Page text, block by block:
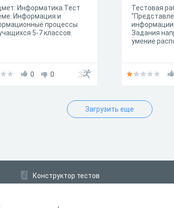
Информатика.Тест
Информация и
процессы
5-7 классов.
0 0
Тестовая
Задания
умение
Загрузить еще
Конструктор тестов